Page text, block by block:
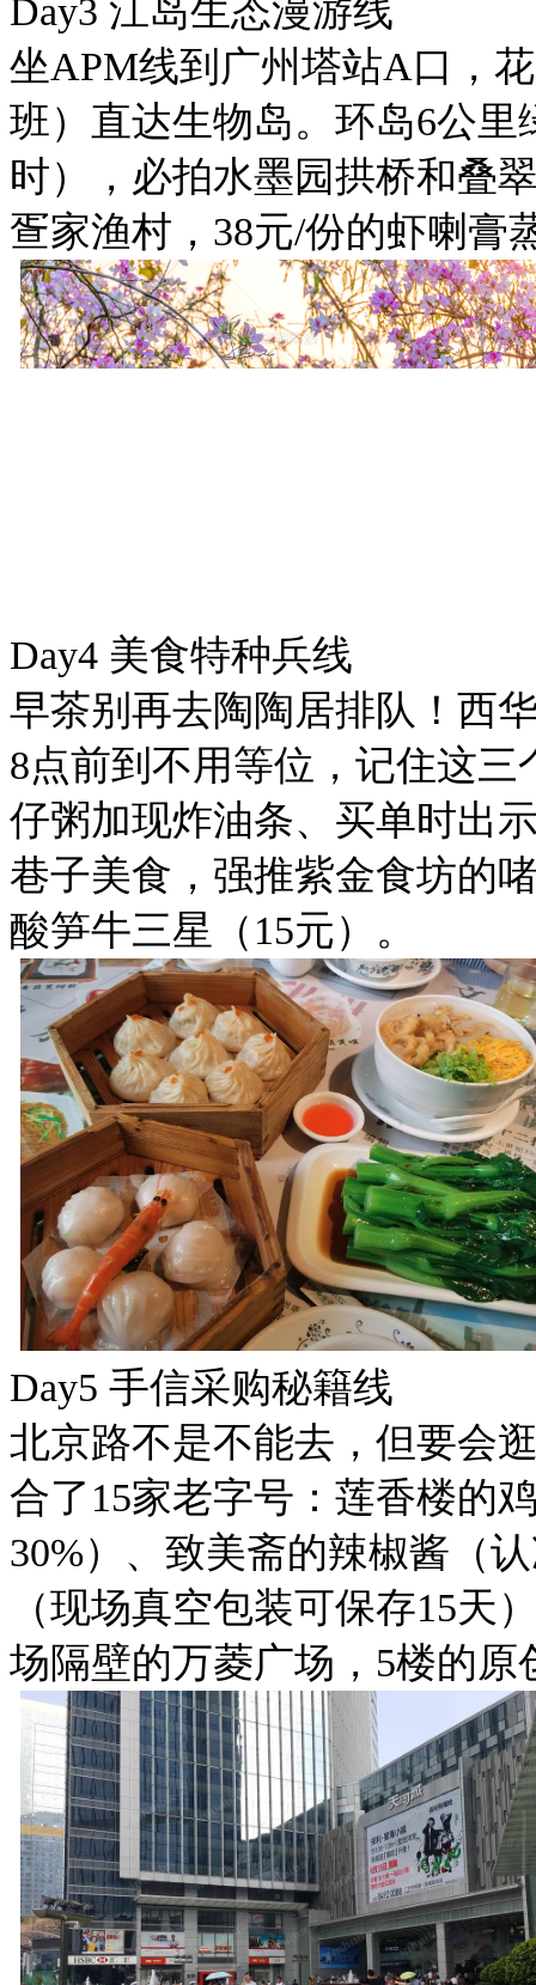
Day3 江岛生态漫游线
坐APM线到广州塔站A口，
班）直达生物岛。环岛6公
时），必拍水墨园拱桥和叠
疍家渔村，38元/份的虾喇
Day4 美食特种兵线
早茶别再去陶陶居排队！西
8点前到不用等位，记住这
仔粥加现炸油条、买单时出
巷子美食，强推紫金食坊的
酸笋牛三星（15元）。
Day5 手信采购秘籍线
北京路不是不能去，但要会
合了15家老字号：莲香楼的
30%）、致美斋的辣椒酱（
（现场真空包装可保存15天
场隔壁的万菱广场，5楼的